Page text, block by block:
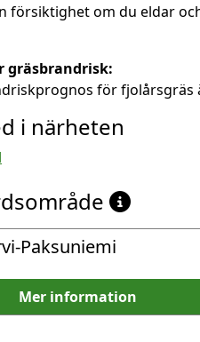
försiktighet om du eldar
gräsbrandrisk:
för fjolårsgräs
i närheten
Paksuniemi
Mer information